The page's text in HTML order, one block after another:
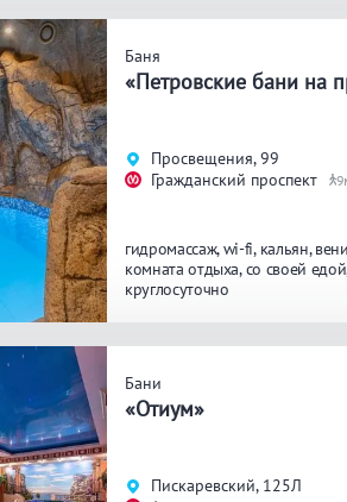
Баня
Просвещения, 99
Гражданский проспект
9
гидромассаж wi-fi кальян
комната отдыха со своей едой
круглосуточно
Бани
«Отиум»
Пискаревский, 125Л